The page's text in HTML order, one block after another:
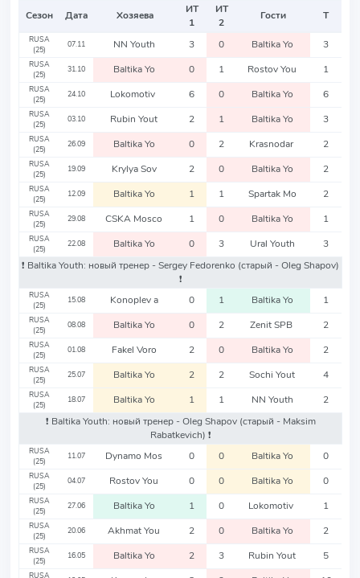
Сезон Дата Хозяева
ИТ
1
ИТ
2
Гости Т
RUSA
(25)
07.11 NN Youth 3 0 Baltika Yo 3
RUSA
(25)
31.10 Baltika Yo 0 1 Rostov You 1
RUSA
(25)
24.10 Lokomotiv 6 0 Baltika Yo 6
RUSA
(25)
03.10 Rubin Yout 2 1 Baltika Yo 3
RUSA
(25)
26.09 Baltika Yo 0 2 Krasnodar 2
RUSA
(25)
19.09 Krylya Sov 2 0 Baltika Yo 2
RUSA
(25)
12.09 Baltika Yo 1 1 Spartak Mo 2
RUSA
(25)
29.08 CSKA Mosco 1 0 Baltika Yo 1
RUSA
(25)
22.08 Baltika Yo 0 3 Ural Youth
3
❗️ Baltika Youth: новый тренер - Sergey Fedorenko (старый - Oleg Shapov)
❗️
RUSA
(25)
15.08 Konoplev a 0 1 Baltika Yo 1
RUSA
(25)
08.08 Baltika Yo 0 2 Zenit SPB 2
RUSA
(25)
01.08 Fakel Voro 2 0 Baltika Yo 2
RUSA
(25)
25.07 Baltika Yo 2 2 Sochi Yout 4
RUSA
(25)
18.07 Baltika Yo 1 1 NN Youth
2
❗️ Baltika Youth: новый тренер - Oleg Shapov (старый - Maksim
Rabatkevich) ❗️
RUSA
(25)
11.07 Dynamo Mos 0 0 Baltika Yo 0
RUSA
(25)
04.07 Rostov You 0 0 Baltika Yo 0
RUSA
(25)
27.06 Baltika Yo 1 0 Lokomotiv 1
RUSA
(25)
20.06 Akhmat You 2 0 Baltika Yo 2
RUSA
(25)
16.05 Baltika Yo 2 3 Rubin Yout 5
RUSA